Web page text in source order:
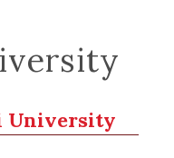
ty
University